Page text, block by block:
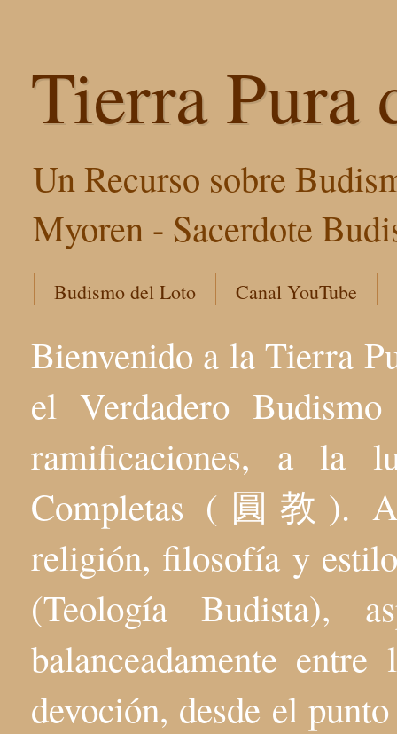
Tierra Pura
Un Recurso sobre
Myoren - Sacerdote
Budismo del Loto Canal YouTube
Bienvenido a la Tierra
el Verdadero
ramificaciones, a la
Completas (圓教).
religión, filosofía y
(Teología Budista),
balanceadamente
devoción, desde el